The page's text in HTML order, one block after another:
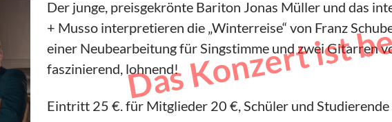
Der junge, preisgekrönte Bariton Jonas Müller und das
+ Musso interpretieren die „Winterreise“ von Franz
einer Neubearbeitung für Singstimme und zwei Gitarren
faszinierend, lohnend!
Eintritt 25 €. für Mitglieder 20 €, Schüler und Studierende
Das Konzert ist